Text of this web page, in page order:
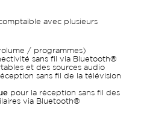
avec plusieurs
/ programmes)
sans fil via Bluetooth®
et des sources audio
sans fil de la télévision
pour la réception sans fil des
via Bluetooth®